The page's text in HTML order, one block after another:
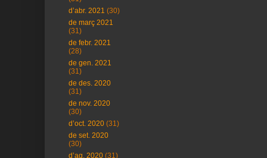
d’abr. 2021 (30)
de març 2021
(31)
de febr. 2021
(28)
de gen. 2021
(31)
de des. 2020
(31)
de nov. 2020
(30)
d’oct. 2020 (31)
de set. 2020
(30)
d’ag. 2020 (31)